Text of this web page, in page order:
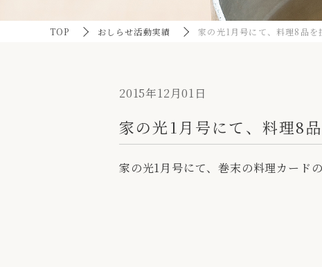
TOP おしらせ活動実績 家の光1月号にて、料理8品を
2015年12月01日
家の光1月号にて、料理8
家の光1月号にて、巻末の料理カード